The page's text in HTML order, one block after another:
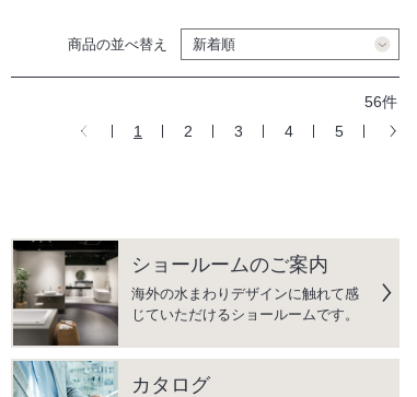
商品の並べ替え
56件
1
2 3 4 5
ショールームのご案内
海外の水まわりデザインに触れて感
じていただけるショールームです。
カタログ